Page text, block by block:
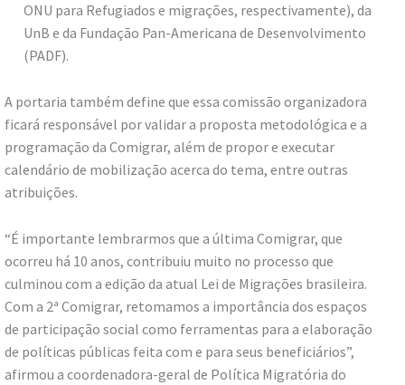
ONU para Refugiados e migrações, respectivamente), da
UnB e da Fundação Pan-Americana de Desenvolvimento
(PADF).
A portaria também define que essa comissão organizadora
ficará responsável por validar a proposta metodológica e a
programação da Comigrar, além de propor e executar
calendário de mobilização acerca do tema, entre outras
atribuições.
“É importante lembrarmos que a última Comigrar, que
ocorreu há 10 anos, contribuiu muito no processo que
culminou com a edição da atual Lei de Migrações brasileira.
Com a 2ª Comigrar, retomamos a importância dos espaços
de participação social como ferramentas para a elaboração
de políticas públicas feita com e para seus beneficiários”,
afirmou a coordenadora-geral de Política Migratória do